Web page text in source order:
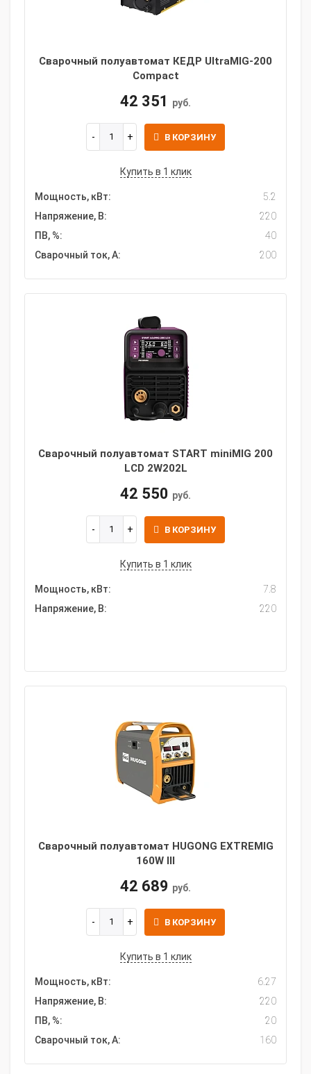
Сварочный полуавтомат КЕДР UltraMIG-200
Compact
42 351 руб.
В КОРЗИНУ
Купить в 1 клик
Мощность, кВт:
5.2
Напряжение, В:
220
ПВ, %:
40
Сварочный ток, А:
200
Сварочный полуавтомат START miniMIG 200
LCD 2W202L
42 550 руб.
В КОРЗИНУ
Купить в 1 клик
Мощность, кВт:
7.8
Напряжение, В:
220
Сварочный полуавтомат HUGONG EXTREMIG
160W III
42 689 руб.
В КОРЗИНУ
Купить в 1 клик
Мощность, кВт:
6.27
Напряжение, В:
220
ПВ, %:
20
Сварочный ток, А:
160